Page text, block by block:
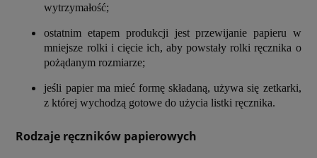
wytrzymałość;
ostatnim etapem produkcji jest przewijanie papieru w
mniejsze rolki i cięcie ich, aby powstały rolki ręcznika o
pożądanym rozmiarze;
jeśli papier ma mieć formę składaną, używa się zetkarki,
z której wychodzą gotowe do użycia listki ręcznika.
Rodzaje ręczników papierowych